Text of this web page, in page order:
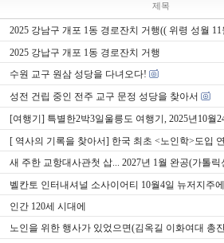
제목
2025 강남구 개포 1동 경로잔치 거행(( 위령 성월 11
2025 강납구 개포 1동 경로잔치 거행
수원 교구 원삼 성당을 다녀오다!
성전 건립 중인 전주 교구 문정 성당을 찾아서
[여행기] 특별한2박3일울릉도 여행기, 2025년10월
[ 역사의 기록을 찾아서] 한국 최초 <노인학>도입
새 주한 교항대사관첫 삽... 2027년 1월 완공(가톨릭
벨칸토 인터내셔널 소사이어티 10월4일 뉴저지주
인간 120세 시대에
노인을 위한 행사가 있었으면(김옥길 이화여대 총